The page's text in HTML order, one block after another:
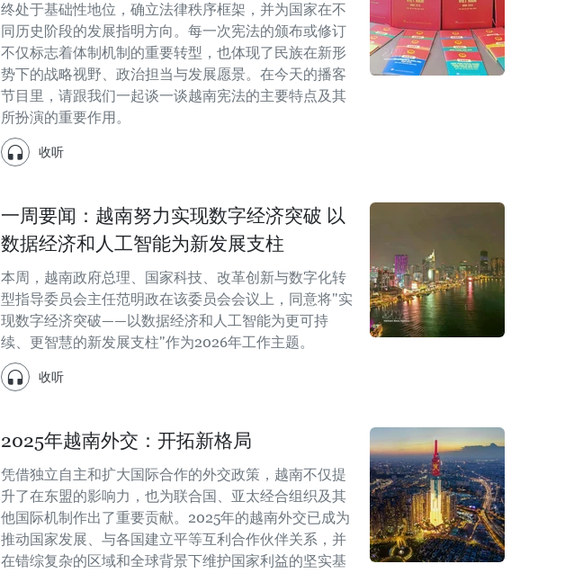
终处于基础性地位，确立法律秩序框架，并为国家在不
同历史阶段的发展指明方向。每一次宪法的颁布或修订
不仅标志着体制机制的重要转型，也体现了民族在新形
势下的战略视野、政治担当与发展愿景。在今天的播客
节目里，请跟我们一起谈一谈越南宪法的主要特点及其
所扮演的重要作用。
收听
一周要闻：越南努力实现数字经济突破 以
数据经济和人工智能为新发展支柱
本周，越南政府总理、国家科技、改革创新与数字化转
型指导委员会主任范明政在该委员会会议上，同意将"实
现数字经济突破——以数据经济和人工智能为更可持
续、更智慧的新发展支柱"作为2026年工作主题。
收听
2025年越南外交：开拓新格局
凭借独立自主和扩大国际合作的外交政策，越南不仅提
升了在东盟的影响力，也为联合国、亚太经合组织及其
他国际机制作出了重要贡献。2025年的越南外交已成为
推动国家发展、与各国建立平等互利合作伙伴关系，并
在错综复杂的区域和全球背景下维护国家利益的坚实基